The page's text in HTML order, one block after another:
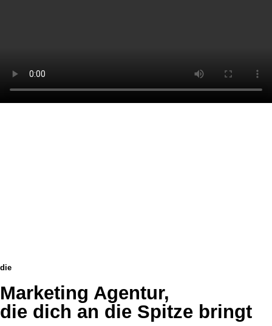
die
Marketing Agentur,
die dich an die Spitze bringt